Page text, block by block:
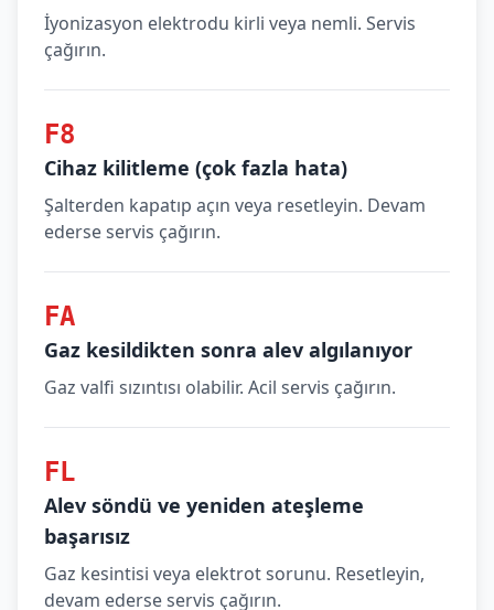
İyonizasyon elektrodu kirli veya nemli. Servis
çağırın.
F8
Cihaz kilitleme (çok fazla hata)
Şalterden kapatıp açın veya resetleyin. Devam
ederse servis çağırın.
FA
Gaz kesildikten sonra alev algılanıyor
Gaz valfi sızıntısı olabilir. Acil servis çağırın.
FL
Alev söndü ve yeniden ateşleme
başarısız
Gaz kesintisi veya elektrot sorunu. Resetleyin,
devam ederse servis çağırın.